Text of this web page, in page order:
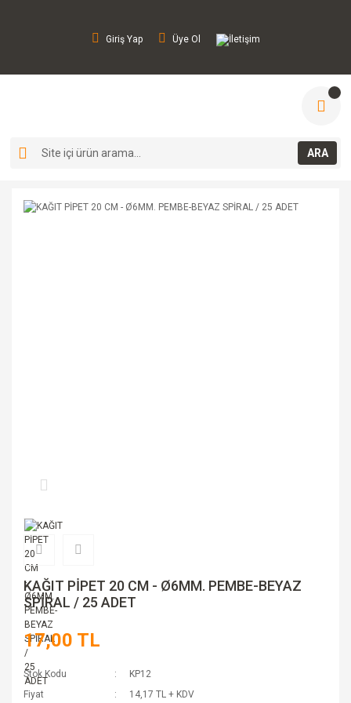
Giriş Yap Üye Ol İletişim
ARA
KAĞIT PİPET 20 CM - Ø6MM. PEMBE-BEYAZ
SPİRAL / 25 ADET
17,00 TL
Stok Kodu
KP12
Fiyat
14,17 TL + KDV